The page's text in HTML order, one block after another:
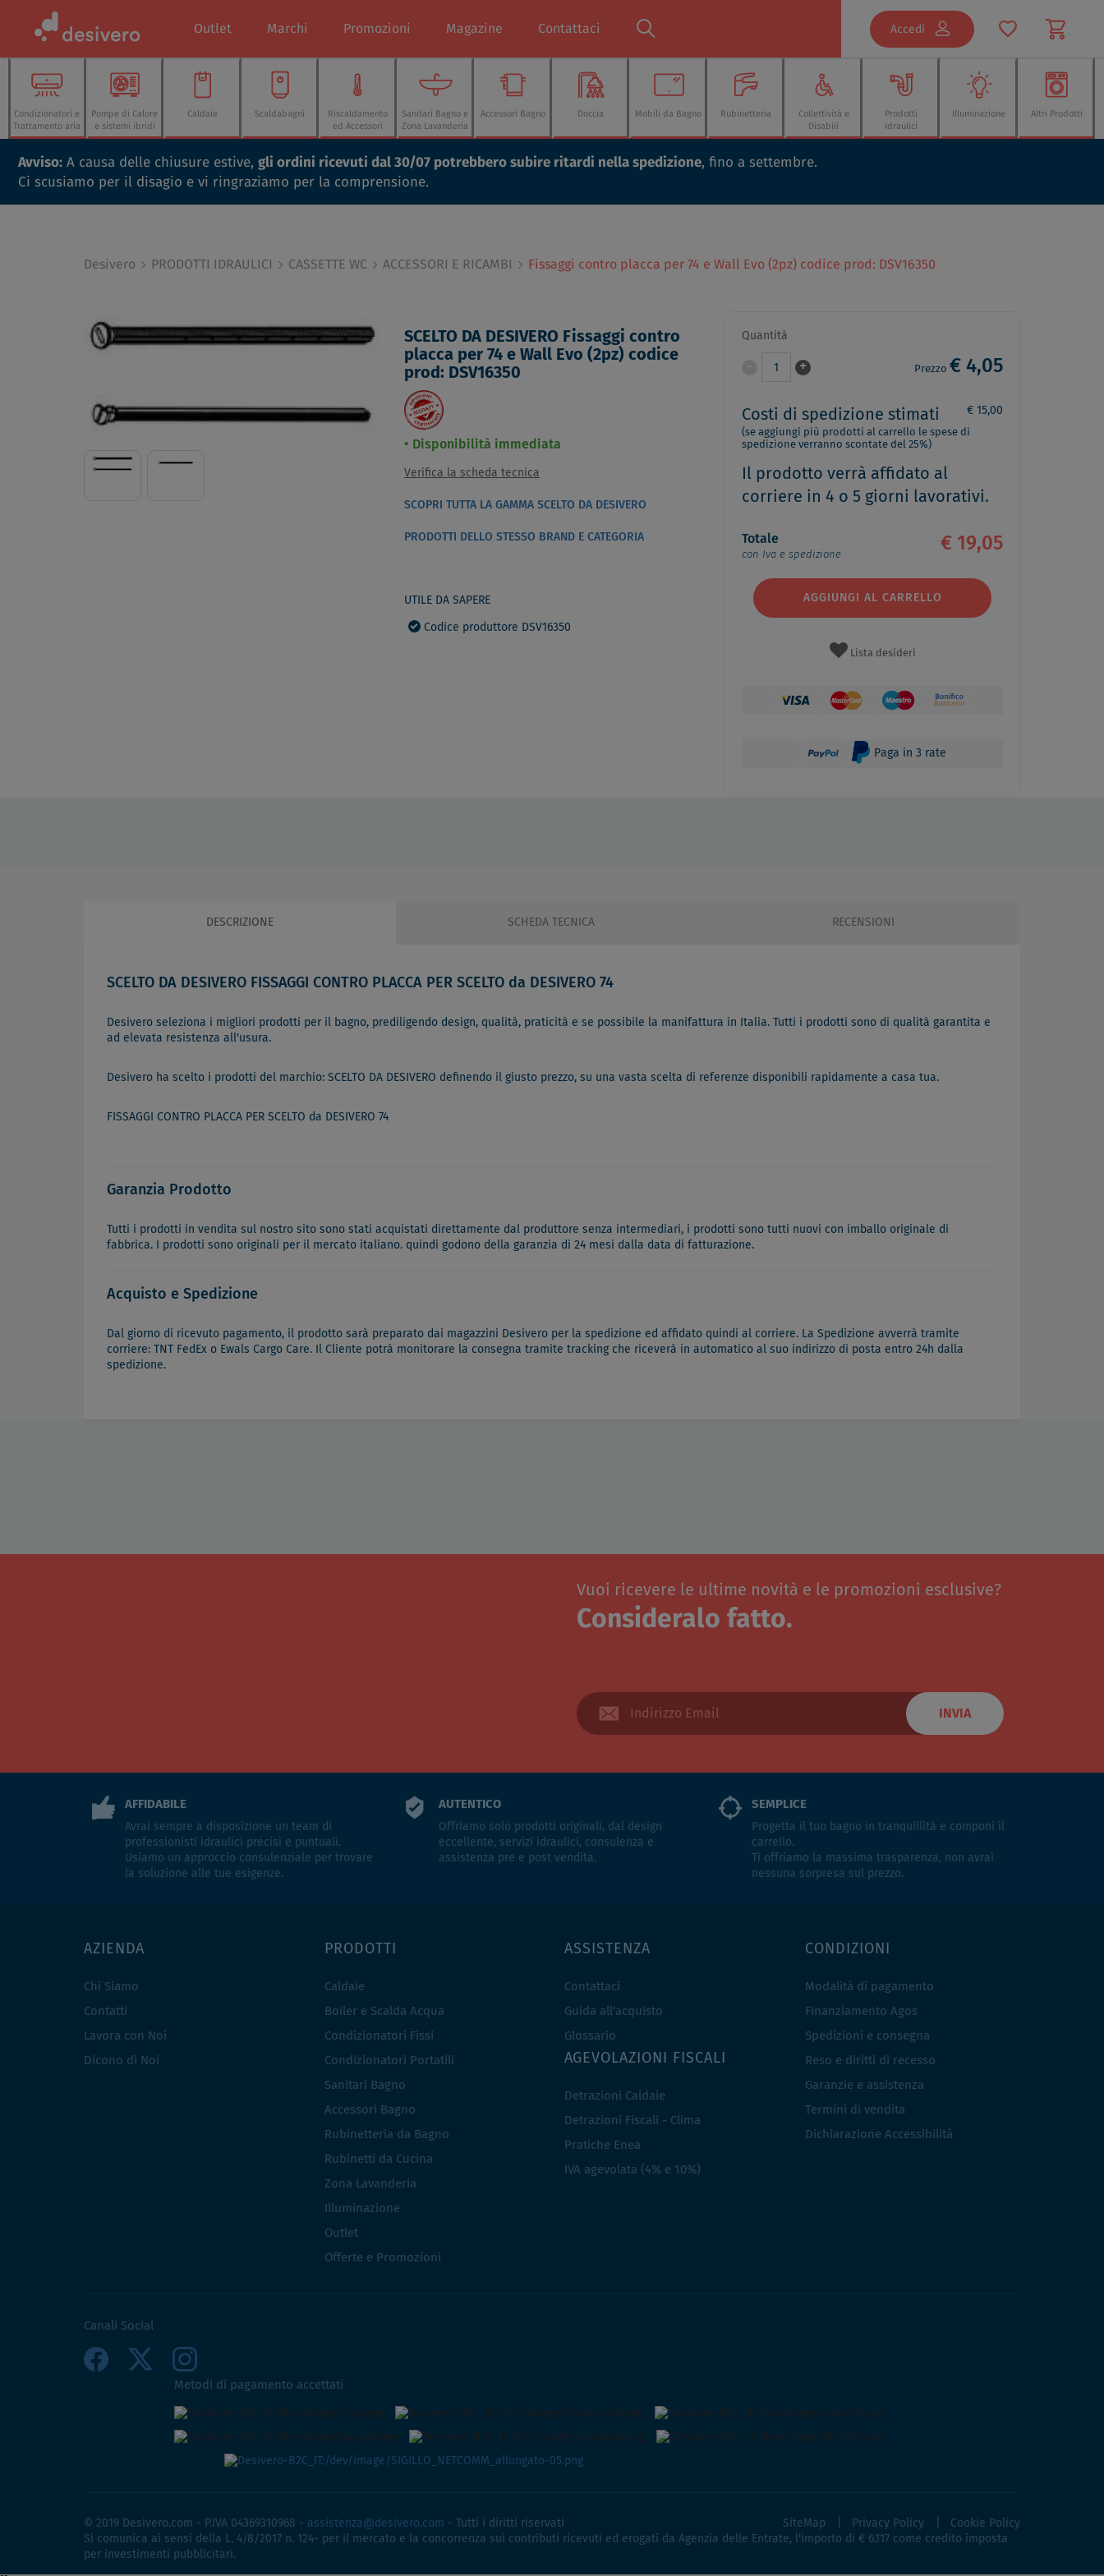
Outlet Marchi Promozioni Magazine Contattaci Accedi
Condizionatori e
Trattamento aria
Pompe di Calore
e sistemi ibridi
Caldaie Scaldabagni
Riscaldamento
ed Accessori
Sanitari Bagno e
Zona Lavanderia
Accessori Bagno Doccia Mobili da Bagno Rubinetteria
Collettività e
Disabili
Prodotti
Idraulici
Illuminazione Altri Prodotti
Avviso: A causa delle chiusure estive, gli ordini ricevuti dal 30/07 potrebbero subire ritardi nella spedizione, fino a settembre.
Ci scusiamo per il disagio e vi ringraziamo per la comprensione.
Desivero PRODOTTI IDRAULICI CASSETTE WC ACCESSORI E RICAMBI Fissaggi contro placca per 74 e Wall Evo (2pz) codice prod: DSV16350
SCELTO DA DESIVERO Fissaggi contro
placca per 74 e Wall Evo (2pz) codice
prod: DSV16350
Disponibilità immediata
Verifica la scheda tecnica
SCOPRI TUTTA LA GAMMA SCELTO DA DESIVERO
PRODOTTI DELLO STESSO BRAND E CATEGORIA
UTILE DA SAPERE
Codice produttore DSV16350
Quantità
1 + Prezzo € 4,05
Costi di spedizione stimati € 15,00
(se aggiungi più prodotti al carrello le spese di
spedizione verranno scontate del 25%)
Il prodotto verrà affidato al
corriere in 4 o 5 giorni lavorativi.
Totale
con Iva e spedizione
€ 19,05
AGGIUNGI AL CARRELLO
Lista desideri
Paga in 3 rate
DESCRIZIONE SCHEDA TECNICA RECENSIONI
SCELTO DA DESIVERO FISSAGGI CONTRO PLACCA PER SCELTO da DESIVERO 74
Desivero seleziona i migliori prodotti per il bagno, prediligendo design, qualità, praticità e se possibile la manifattura in Italia. Tutti i prodotti sono di qualità garantita e
ad elevata resistenza all'usura.
Desivero ha scelto i prodotti del marchio: SCELTO DA DESIVERO definendo il giusto prezzo, su una vasta scelta di referenze disponibili rapidamente a casa tua.
FISSAGGI CONTRO PLACCA PER SCELTO da DESIVERO 74
Garanzia Prodotto
Tutti i prodotti in vendita sul nostro sito sono stati acquistati direttamente dal produttore senza intermediari, i prodotti sono tutti nuovi con imballo originale di
fabbrica. I prodotti sono originali per il mercato italiano. quindi godono della garanzia di 24 mesi dalla data di fatturazione.
Acquisto e Spedizione
Dal giorno di ricevuto pagamento, il prodotto sarà preparato dai magazzini Desivero per la spedizione ed affidato quindi al corriere. La Spedizione avverrà tramite
corriere: TNT FedEx o Ewals Cargo Care. Il Cliente potrà monitorare la consegna tramite tracking che riceverà in automatico al suo indirizzo di posta entro 24h dalla
spedizione.
Vuoi ricevere le ultime novità e le promozioni esclusive?
Consideralo fatto.
INVIA
AFFIDABILE
Avrai sempre a disposizione un team di
professionisti idraulici precisi e puntuali.
Usiamo un approccio consulenziale per trovare
la soluzione alle tue esigenze.
AUTENTICO
Offriamo solo prodotti originali, dal design
eccellente, servizi idraulici, consulenza e
assistenza pre e post vendita.
SEMPLICE
Progetta il tuo bagno in tranquillità e componi il
carrello.
Ti offriamo la massima trasparenza, non avrai
nessuna sorpresa sul prezzo.
AZIENDA
Chi Siamo
Contatti
Lavora con Noi
Dicono di Noi
PRODOTTI
Caldaie
Boiler e Scalda Acqua
Condizionatori Fissi
Condizionatori Portatili
Sanitari Bagno
Accessori Bagno
Rubinetteria da Bagno
Rubinetti da Cucina
Zona Lavanderia
Illuminazione
Outlet
Offerte e Promozioni
ASSISTENZA
Contattaci
Guida all'acquisto
Glossario
AGEVOLAZIONI FISCALI
Detrazioni Caldaie
Detrazioni Fiscali - Clima
Pratiche Enea
IVA agevolata (4% e 10%)
CONDIZIONI
Modalità di pagamento
Finanziamento Agos
Spedizioni e consegna
Reso e diritti di recesso
Garanzie e assistenza
Termini di vendita
Dichiarazione Accessibilità
Canali Social
Metodi di pagamento accettati
© 2019 Desivero.com - P.IVA 04369310968 - assistenza@desivero.com - Tutti i diritti riservati SiteMap Privacy Policy
Cookie Policy
Si comunica ai sensi della L. 4/8/2017 n. 124- per il mercato e la concorrenza sui contributi ricevuti ed erogati da Agenzia delle Entrate, l'importo di € 6.117 come credito imposta
per investimenti pubblicitari.